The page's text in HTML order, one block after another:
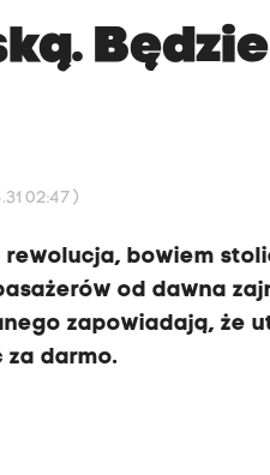
Będzie
02:47 )
rewolucja, bowiem
od dawna
zapowiadają, że
za darmo.